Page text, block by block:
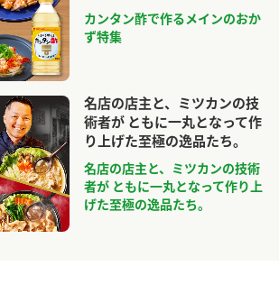
カンタン酢で作るメインのおか
ず特集
名店の店主と、ミツカンの技
術者が ともに一丸となって作
り上げた至極の逸品たち。
名店の店主と、ミツカンの技術
者が ともに一丸となって作り上
げた至極の逸品たち。